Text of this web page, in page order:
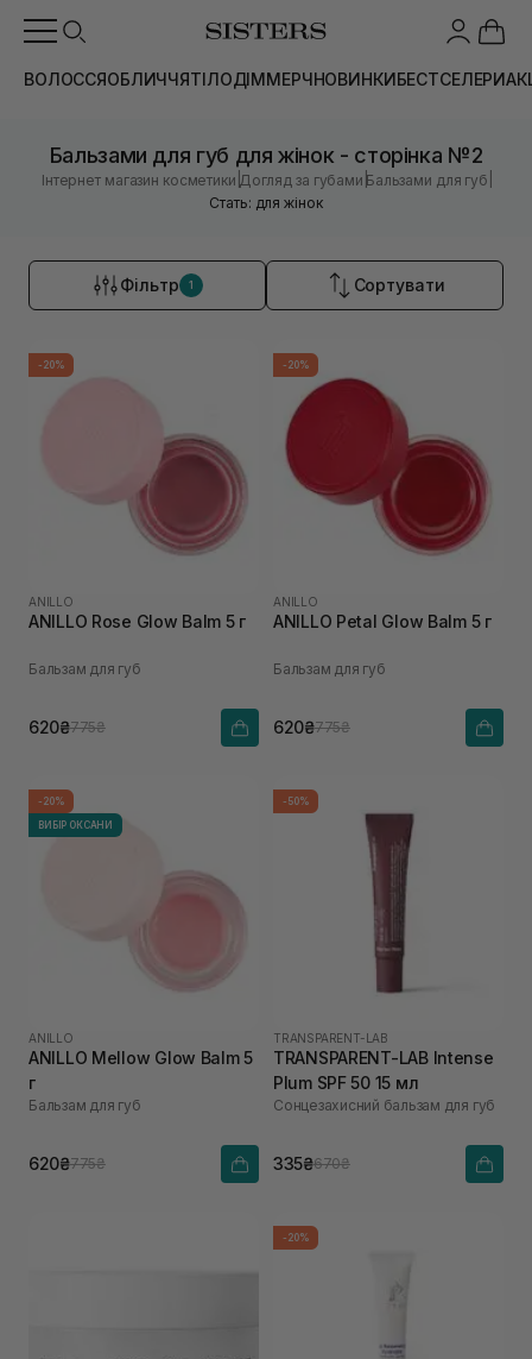
ВОЛОССЯОБЛИЧЧЯТІЛОДІММЕРЧНОВИНКИБЕСТСЕЛЕРИ
Бальзами для губ для жінок - сторінка №2
Інтернет магазин косметики Догляд за губами |Бальзами для губ
Стать: для жінок
Фільтр 1 Сортувати
-20%
ANILLO
ANILLO Rosе Glow Balm 5 г
Бальзам для губ
620₴775₴
-20%
ANILLO
ANILLO Petal Glow Balm 5 г
Бальзам для губ
620₴775₴
-20%
ВИБІР ОКСАНИ
ANILLO
ANILLO Mellow Glow Balm 5
г
Бальзам для губ
620₴775₴
-50%
TRANSPARENT-LAB
TRANSPARENT-LAB Intense
Plum SPF 50 15 мл
Сонцезахисний бальзам для губ
335₴670₴
-20%